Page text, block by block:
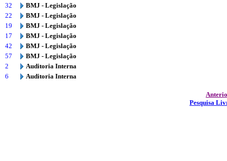
32
BMJ - Legislação
22
BMJ - Legislação
19
BMJ - Legislação
17
BMJ - Legislação
42
BMJ - Legislação
57
BMJ - Legislação
2
Auditoria Interna
6
Auditoria Interna
Pesquisa